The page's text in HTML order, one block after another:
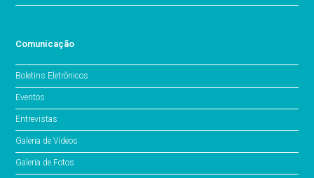
Comunicação
Boletins Eletrônicos
Eventos
Entrevistas
Galeria de Vídeos
Galeria de Fotos